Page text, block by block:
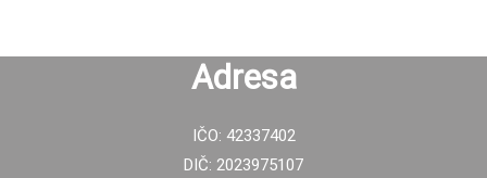
Adresa
IČO: 42337402
DIČ: 2023975107